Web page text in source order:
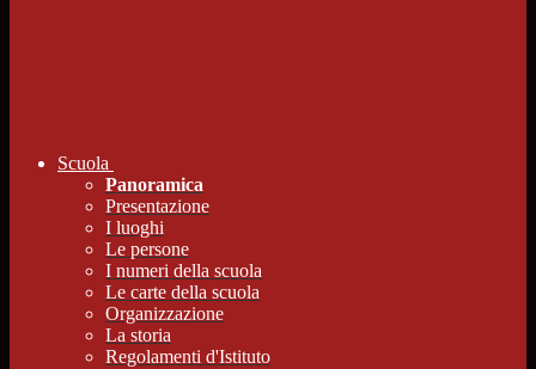
Scuola
Panoramica
Presentazione
I luoghi
Le persone
I numeri della scuola
Le carte della scuola
Organizzazione
La storia
Regolamenti d'Istituto